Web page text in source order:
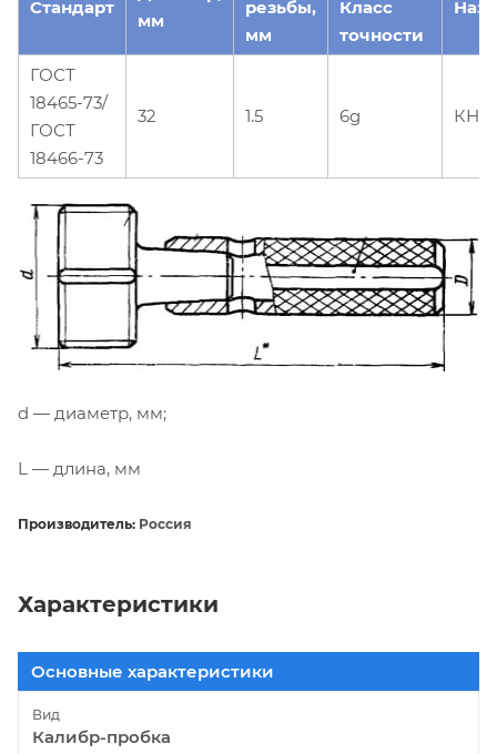
Стандарт
мм
резьбы,
мм
Класс
точности
ГОСТ
18465-73/
ГОСТ
18466-73
32 1.5 6g
d — диаметр, мм;
L — длина, мм
Производитель: Россия
Характеристики
Основные характеристики
Вид
Калибр-пробка